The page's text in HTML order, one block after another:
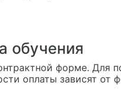
обучения
форме. Для
оплаты зависят от